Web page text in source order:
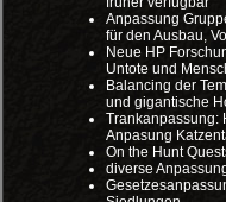
Anpassung
für den Ausbau,
Neue HP
Untote und
Balancing der
und gigantische
Trankanpassung:
Anpasung
On the Hunt
diverse